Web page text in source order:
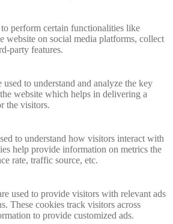
perform certain functionalities like
website on social media platforms, collect
party features.
used to understand and analyze the key
website which helps in delivering a
the visitors.
to understand how visitors interact with
help provide information on metrics the
rate, traffic source, etc.
used to provide visitors with relevant ads
These cookies track visitors across
to provide customized ads.